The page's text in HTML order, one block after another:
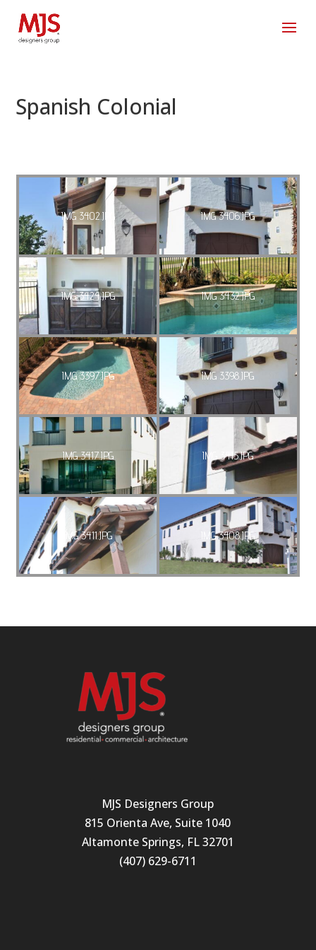
Spanish Colonial
IMG 3402.JPG IMG 3406.JPG
IMG 3424.JPG IMG 3432.JPG
IMG 3397.JPG IMG 3398.JPG
IMG 3417.JPG IMG 3415.JPG
IMG 3411.JPG IMG 3408.JPG
MJS Designers Group
815 Orienta Ave, Suite 1040
Altamonte Springs, FL 32701
(407) 629-6711